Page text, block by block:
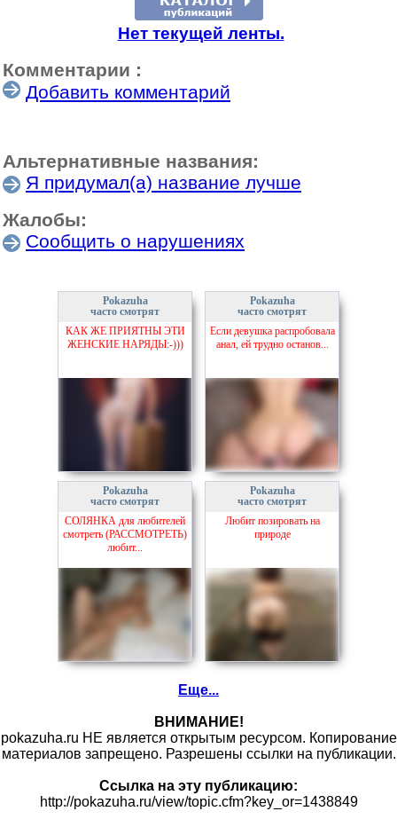
Нет текущей ленты.
Комментарии :
Добавить комментарий
Альтернативные названия:
Я придумал(а) название лучше
Жалобы:
Сообщить о нарушениях
Pokazuha
часто смотрят
КАК ЖЕ ПРИЯТНЫ ЭТИ
ЖЕНСКИЕ НАРЯДЫ:-)))
Pokazuha
часто смотрят
Если девушка распробовала
анал, ей трудно останов...
Pokazuha
часто смотрят
СОЛЯНКА для любителей
смотреть (РАССМОТРЕТЬ)
любит...
Pokazuha
часто смотрят
Любит позировать на
природе
Еще...
ВНИМАНИЕ!
pokazuha.ru НЕ является открытым ресурсом. Копирование
материалов запрещено. Разрешены ссылки на публикации.
Ссылка на эту публикацию:
http://pokazuha.ru/view/topic.cfm?key_or=1438849